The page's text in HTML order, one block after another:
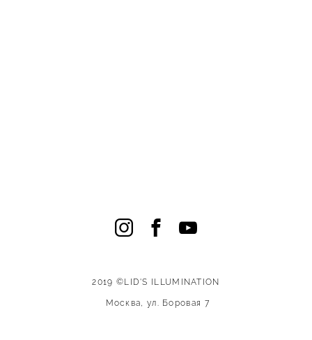
2019 ©LID'S ILLUMINATION
Москва, ул. Боровая 7